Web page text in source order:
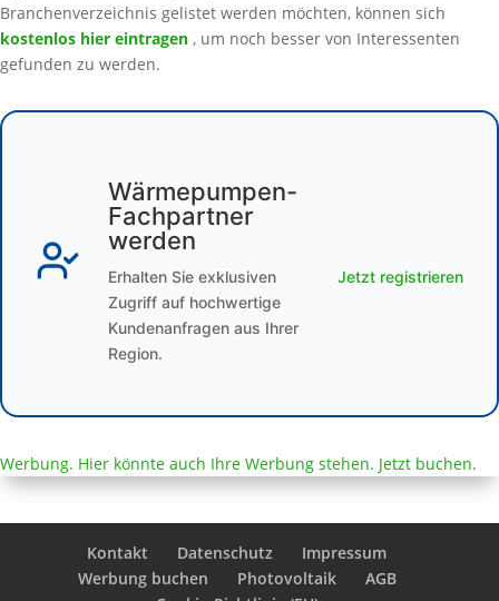
Branchenverzeichnis gelistet werden möchten, können sich
kostenlos hier eintragen , um noch besser von Interessenten
gefunden zu werden.
Wärmepumpen-
Fachpartner
werden
Erhalten Sie exklusiven
Zugriff auf hochwertige
Kundenanfragen aus Ihrer
Region.
Jetzt registrieren
Werbung. Hier könnte auch Ihre Werbung stehen. Jetzt buchen.
Kontakt Datenschutz
Impressum
Werbung buchen
Photovoltaik
AGB